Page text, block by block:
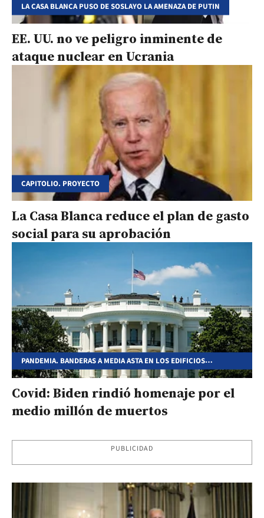
LA CASA BLANCA PUSO DE SOSLAYO LA AMENAZA DE PUTIN
EE. UU. no ve peligro inminente de
ataque nuclear en Ucrania
CAPITOLIO. PROYECTO
La Casa Blanca reduce el plan de gasto
social para su aprobación
PANDEMIA. BANDERAS A MEDIA ASTA EN LOS EDIFICIOS
FEDERALES
Covid: Biden rindió homenaje por el
medio millón de muertos
PUBLICIDAD